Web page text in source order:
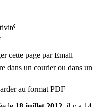
cette page par Email
dans un courier ou dans un
au format PDF